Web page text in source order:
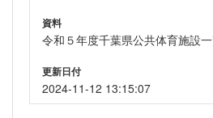
資料
令和５年度千葉県公共体育施設
更新日付
2024-11-12 13:15:07